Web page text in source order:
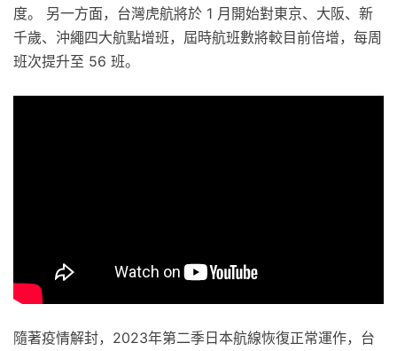
度。 另一方面，台灣虎航將於 1 月開始對東京、大阪、新
千歲、沖繩四大航點增班，屆時航班數將較目前倍增，每周
班次提升至 56 班。
隨著疫情解封，2023年第二季日本航線恢復正常運作，台